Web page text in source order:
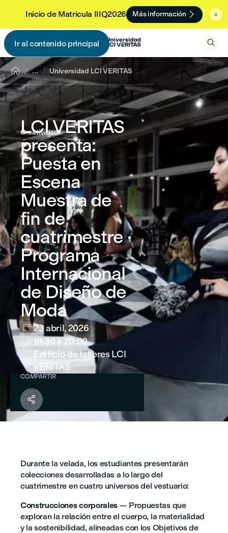
Inicio de Matricula IIIQ2026 Más información  
Ir al contenido principal
 
 ... Universidad LCI VERITAS
Creatividad
LCI VERITAS
presenta:
Puesta en
Escena
Muestra de
fin de
cuatrimestre ·
Programa
Internacional
de Diseño de
Moda
 23 abril, 2026
 18:30a 20:00
Edificio de talleres LCI
VERITAS
COMPARTIR

Durante la velada, los estudiantes presentarán
colecciones desarrolladas a lo largo del
cuatrimestre en cuatro universos del vestuario:
Construcciones corporales — Propuestas que
exploran la relación entre el cuerpo, la materialidad
y la sostenibilidad, alineadas con los Objetivos de